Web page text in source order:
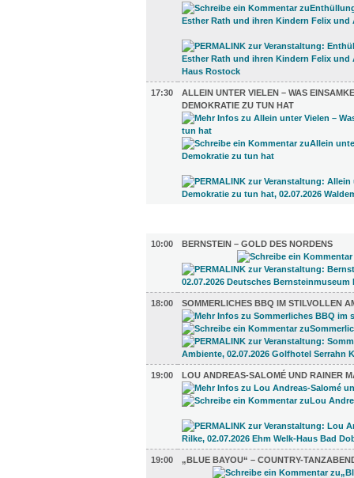
17:30
ALLEIN UNTER VIELEN – WAS
DEMOKRATIE ZU TUN HAT
10:00
BERNSTEIN – GOLD DES NORDENS
18:00 SOMMERLICHES BBQ IM STILVOLLEN
19:00 LOU ANDREAS-SALOMÉ UND RAINER
19:00 „BLUE BAYOU“ – COUNTRY-